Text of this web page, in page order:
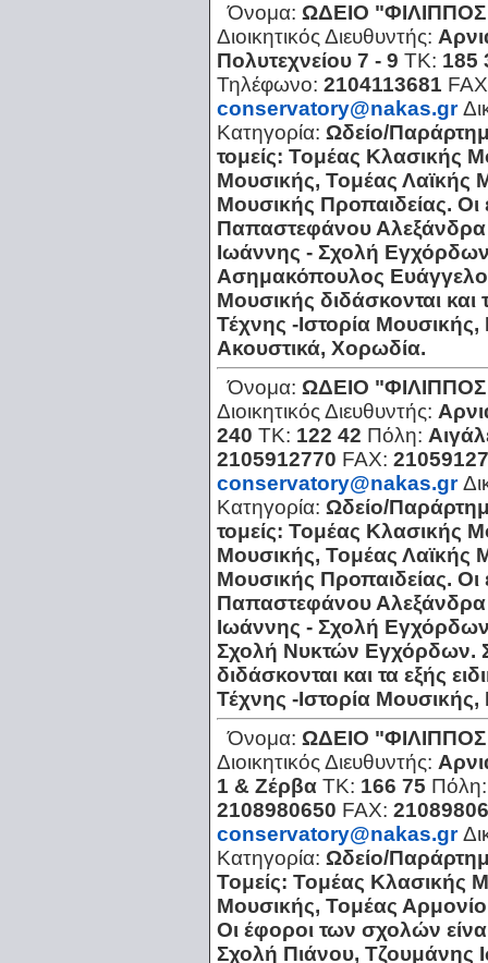
Όνομα: ΩΔΕΙΟ
Διοικητικός Διευθυντής:
Πολυτεχνείου 7 - 9 ΤΚ: 185
Τηλέφωνο: 2104113681
conservatory@nakas.gr
Κατηγορία: Ωδείο/
τομείς: Τομέας Κλασικής
Μουσικής, Τομέας Λαϊκής
Μουσικής Προπαιδείας. Οι
Παπαστεφάνου
Ιωάννης - Σχολή
Ασημακόπουλος
Μουσικής διδάσκονται και
Τέχνης -Ιστορία
Ακουστικά, Χορωδία.
Όνομα: ΩΔΕΙΟ
Διοικητικός Διευθυντής:
240 ΤΚ: 122 42 Πόλη:
2105912770 FAX:
conservatory@nakas.gr
Κατηγορία: Ωδείο/
τομείς: Τομέας Κλασικής
Μουσικής, Τομέας Λαϊκής
Μουσικής Προπαιδείας.
Παπαστεφάνου
Ιωάννης - Σχολή
Σχολή Νυκτών Εγχόρδων.
διδάσκονται και τα εξής
Τέχνης -Ιστορία
Όνομα: ΩΔΕΙΟ
Διοικητικός Διευθυντής:
1 & Ζέρβα ΤΚ: 166 75
2108980650 FAX:
conservatory@nakas.gr
Κατηγορία: Ωδείο/
Τομείς: Τομέας Κλασικής
Μουσικής, Τομέας
Οι έφοροι των σχολών
Σχολή Πιάνου, Τζουμάνης